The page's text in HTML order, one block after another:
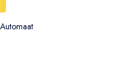
Automaat